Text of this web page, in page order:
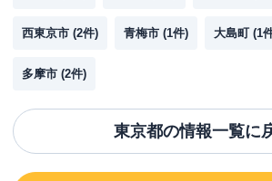
西東京市 (2件) 青梅市 (1件) 大島町 (1
多摩市 (2件)
東京都の情報一覧に